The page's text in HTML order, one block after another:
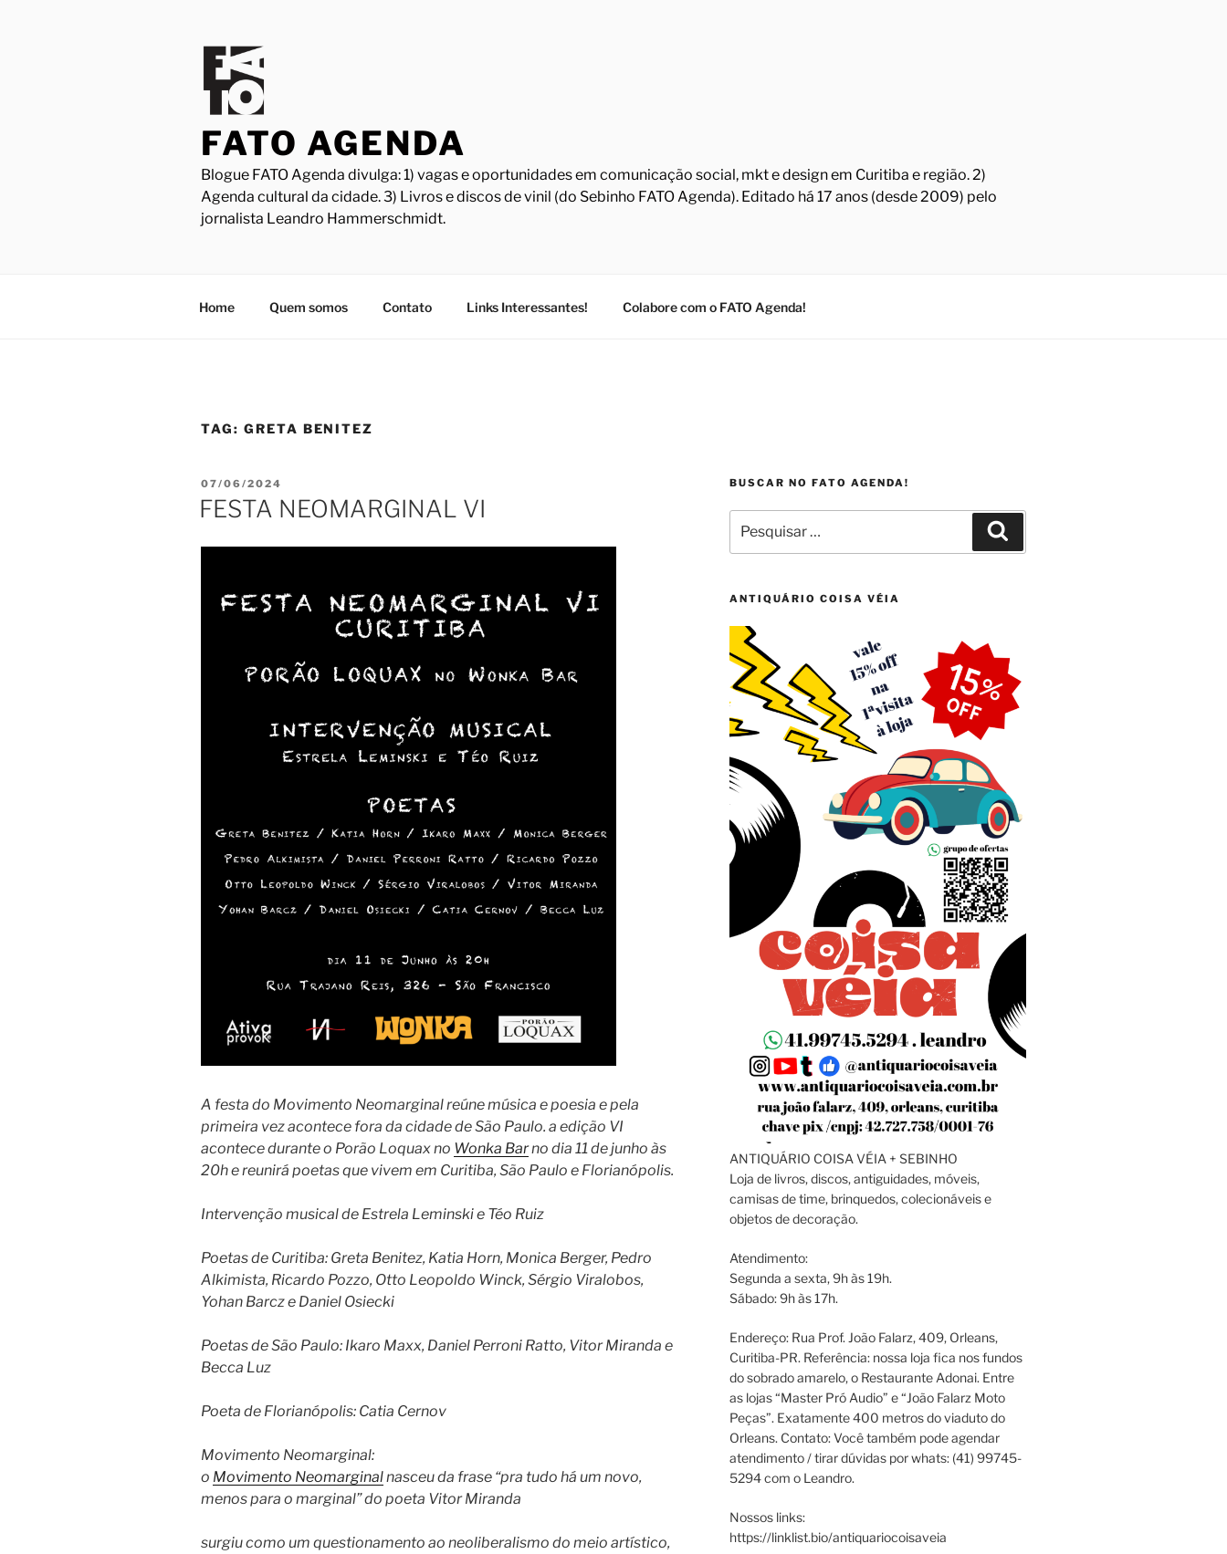
FATO AGENDA
Blogue FATO Agenda divulga: 1) vagas e oportunidades em comunicação social, mkt e design em Curitiba e região. 2)
Agenda cultural da cidade. 3) Livros e discos de vinil (do Sebinho FATO Agenda). Editado há 17 anos (desde 2009) pelo
jornalista Leandro Hammerschmidt.
Home Quem somos Contato Links Interessantes! Colabore com o FATO Agenda!
TAG: GRETA BENITEZ
PUBLICADO
EM
07/06/2024
FESTA NEOMARGINAL VI
A festa do Movimento Neomarginal reúne música e poesia e pela
primeira vez acontece fora da cidade de São Paulo. a edição VI
acontece durante o Porão Loquax no Wonka Barno dia 11 de junho às
20h e reunirá poetas que vivem em Curitiba, São Paulo e Florianópolis.
Intervenção musical de Estrela Leminski e Téo Ruiz
Poetas de Curitiba: Greta Benitez, Katia Horn, Monica Berger, Pedro
Alkimista, Ricardo Pozzo, Otto Leopoldo Winck, Sérgio Viralobos,
Yohan Barcz e Daniel Osiecki
Poetas de São Paulo: Ikaro Maxx, Daniel Perroni Ratto, Vitor Miranda e
Becca Luz
Poeta de Florianópolis: Catia Cernov
Movimento Neomarginal:
o Movimento Neomarginalnasceu da frase “pra tudo há um novo,
menos para o marginal” do poeta Vitor Miranda
surgiu como um questionamento ao neoliberalismo do meio artístico,
BUSCAR NO FATO AGENDA!
por:
ANTIQUÁRIO COISA VÉIA
ANTIQUÁRIO COISA VÉIA + SEBINHO
Loja de livros, discos, antiguidades, móveis,
camisas de time, brinquedos, colecionáveis e
objetos de decoração.
Atendimento:
Segunda a sexta, 9h às 19h.
Sábado: 9h às 17h.
Endereço: Rua Prof. João Falarz, 409, Orleans,
Curitiba-PR. Referência: nossa loja fica nos fundos
do sobrado amarelo, o Restaurante Adonai. Entre
as lojas “Master Pró Audio” e “João Falarz Moto
Peças”. Exatamente 400 metros do viaduto do
Orleans. Contato: Você também pode agendar
atendimento / tirar dúvidas por whats: (41) 99745-
5294 com o Leandro.
Nossos links:
https://linklist.bio/antiquariocoisaveia